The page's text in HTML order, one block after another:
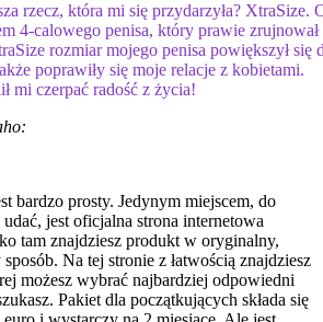
rzecz, która mi się przydarzyła? XtraSize.
4-calowego penisa, który prawie zrujnował
rozmiar mojego penisa powiększył się
poprawiły się moje relacje z kobietami.
mi czerpać radość z życia!
bardzo prosty. Jedynym miejscem, do
jest oficjalna strona internetowa
tam znajdziesz produkt w oryginalny,
Na tej stronie z łatwością znajdziesz
możesz wybrać najbardziej odpowiedni
Pakiet dla początkujących składa się